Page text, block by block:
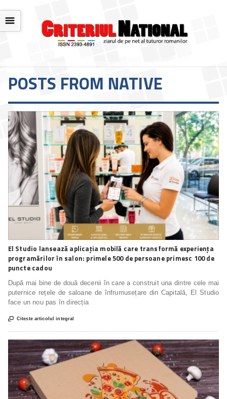
☰
POSTS FROM NATIVE
El Studio lansează aplicația mobilă care transformă experiența
programărilor în salon: primele 500 de persoane primesc 100 de
puncte cadou
După mai bine de două decenii în care a construit una dintre cele mai
puternice rețele de saloane de înfrumusețare din Capitală, El Studio
face un nou pas în direcția
 Citeste articolul integral